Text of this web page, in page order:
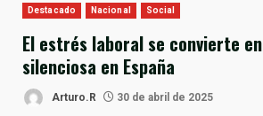
Destacado Nacional Social
El estrés laboral se convierte
silenciosa en España
Arturo.R 30 de abril de 2025